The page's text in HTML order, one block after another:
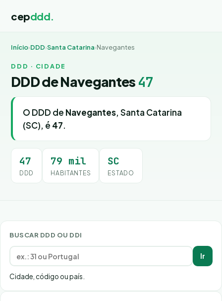
cepddd.
Início›DDD›Santa Catarina›Navegantes
DDD · CIDADE
DDD de Navegantes 47
O DDD de Navegantes, Santa Catarina
(SC), é 47.
47
DDD
79 mil
HABITANTES
SC
ESTADO
BUSCAR DDD OU DDI
Ir
Cidade, código ou país.